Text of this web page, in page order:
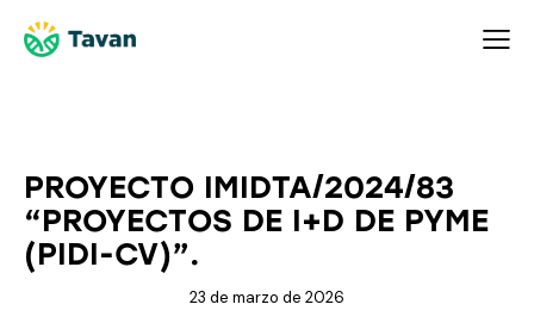
PROYECTO IMIDTA/2024/83
“PROYECTOS DE I+D DE PYME
(PIDI-CV)”.
23 de marzo de 2026